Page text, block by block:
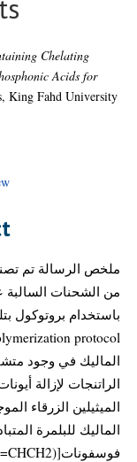
Chelating
Acids for
King Fahd University
ملخص الرسالة تم
من الشحنات السالبة
الماليك في وجود
الميثيلين الزرقاء
الماليك للبلمرة